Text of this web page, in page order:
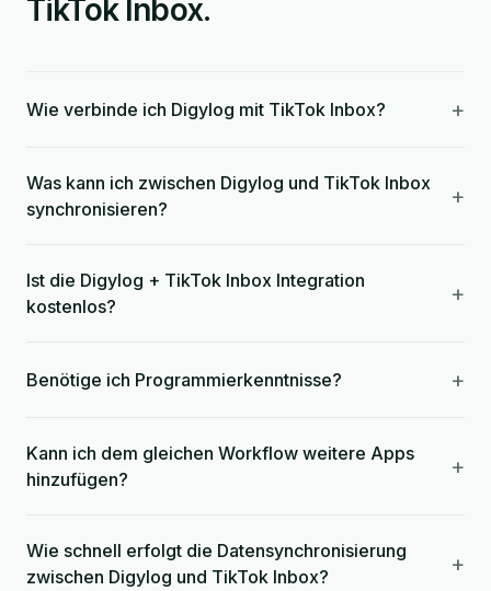
TikTok Inbox.
Wie verbinde ich Digylog mit TikTok Inbox? +
Was kann ich zwischen Digylog und TikTok Inbox
synchronisieren?
+
Ist die Digylog + TikTok Inbox Integration
kostenlos?
+
Benötige ich Programmierkenntnisse? +
Kann ich dem gleichen Workflow weitere Apps
hinzufügen?
+
Wie schnell erfolgt die Datensynchronisierung
zwischen Digylog und TikTok Inbox?
+